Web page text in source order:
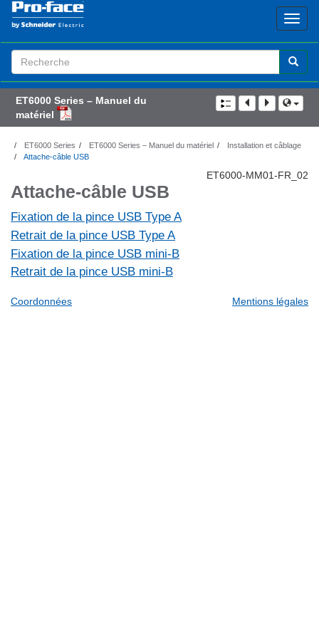
Search
Term
ET6000 Series – Manuel du
matériel
ET6000 Series ET6000 Series – Manuel du matériel
Installation et câblage
Attache-câble USB
ET6000-MM01-FR_02
Attache-câble USB
Fixation de la pince USB Type A
Retrait de la pince USB Type A
Fixation de la pince USB mini-B
Retrait de la pince USB mini-B
Coordonnées Mentions légales